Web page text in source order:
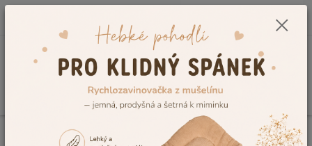
0,00 Kč
Vzorník výšivek